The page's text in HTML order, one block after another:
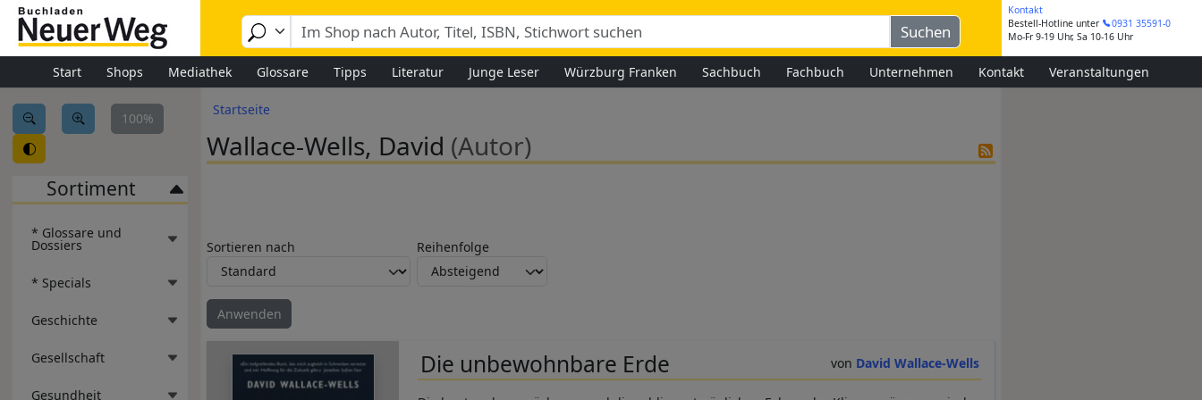
Direkt zum Inhalt
Image
Kontakt
Bestell-Hotline unter
0931 35591-0
Mo-Fr 9-19 Uhr, Sa 10-16 Uhr
Start Shops Mediathek Glossare Tipps Literatur Junge Leser Würzburg Franken Sachbuch Fachbuch Unternehmen Kontakt Veranstaltungen
100%
Sortiment
* Glossare und
Dossiers
* Specials
Geschichte
Gesellschaft
Gesundheit
Pfadnavigation
Startseite
Wallace-Wells, David (Autor)
Sortieren nach Reihenfolge
David Wallace-Wells
Die unbewohnbare Erde